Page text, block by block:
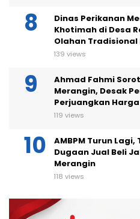
Dinas Perikanan
Khotimah di Desa
Olahan Tradisional
Ahmad Fahmi
Merangin, Desak
Perjuangkan Harga
AMBPM Turun
Dugaan Jual Beli
Merangin